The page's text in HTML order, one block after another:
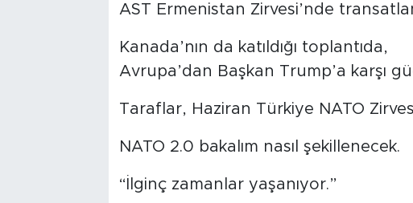
AST Ermenistan Zirvesi’nde
Kanada’nın da katıldığı toplantıda,
Avrupa’dan Başkan Trump’a karşı
Taraflar, Haziran Türkiye NATO
NATO 2.0 bakalım nasıl şekillenecek.
“İlginç zamanlar yaşanıyor.”